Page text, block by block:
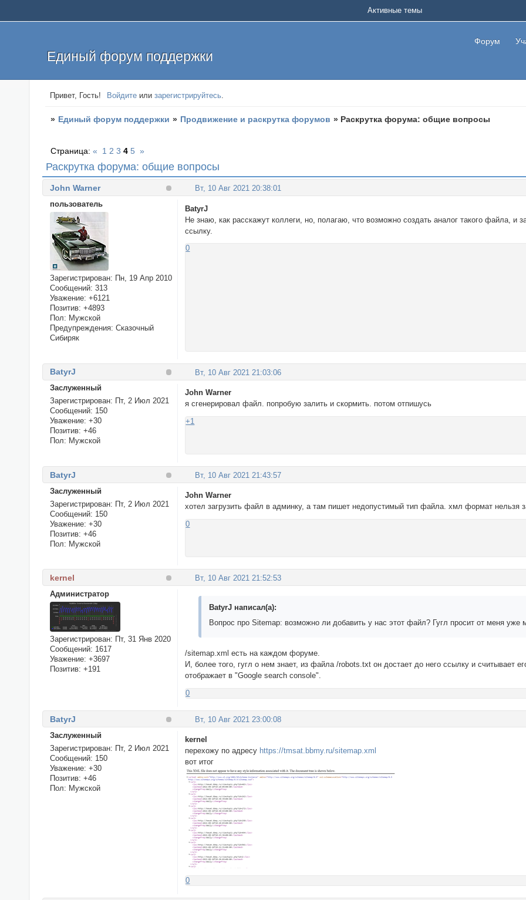
Единый форум поддержки
Форум
Активные темы
Привет, Гость! Войдите илизарегистрируйтесь.
» Единый форум поддержки » Продвижение и раскрутка форумов » Раскрутка форума: общие вопросы
Раскрутка форума: общие вопросы
Страница:« 1 2 3 4 5 »
Вт, 10 Авг 2021 20:38:01
John Warner
пользователь
Зарегистрирован: Пн, 19 Апр 2010
Сообщений: 313
Уважение: +6121
Позитив: +4893
Пол: Мужской
Предупреждения: Сказочный
Сибиряк
BatyrJ
Не знаю, как расскажут коллеги, но, полагаю, что возможно создать аналог такого файла, и
ссылку.
0
Вт, 10 Авг 2021 21:03:06
BatyrJ
Заслуженный
Зарегистрирован: Пт, 2 Июл 2021
Сообщений: 150
Уважение: +30
Позитив: +46
Пол: Мужской
John Warner
я сгенерировал файл. попробую залить и скормить. потом отпишусь
+1
Вт, 10 Авг 2021 21:43:57
BatyrJ
Заслуженный
Зарегистрирован: Пт, 2 Июл 2021
Сообщений: 150
Уважение: +30
Позитив: +46
Пол: Мужской
John Warner
хотел загрузить файл в админку, а там пишет недопустимый тип файла. хмл формат нельзя
0
Вт, 10 Авг 2021 21:52:53
kernel
Администратор
Зарегистрирован: Пт, 31 Янв 2020
Сообщений: 1617
Уважение: +3697
Позитив: +191
BatyrJ написал(а):
Вопрос про Sitemap: возможно ли добавить у нас этот файл? Гугл просит от меня уже
/sitemap.xml есть на каждом форуме.
И, более того, гугл о нем знает, из файла /robots.txt он достает до него ссылку и считывает
отображает в "Google search console".
0
Вт, 10 Авг 2021 23:00:08
BatyrJ
Заслуженный
Зарегистрирован: Пт, 2 Июл 2021
Сообщений: 150
Уважение: +30
Позитив: +46
Пол: Мужской
kernel
перехожу по адресу https://tmsat.bbmy.ru/sitemap.xml
вот итог
0